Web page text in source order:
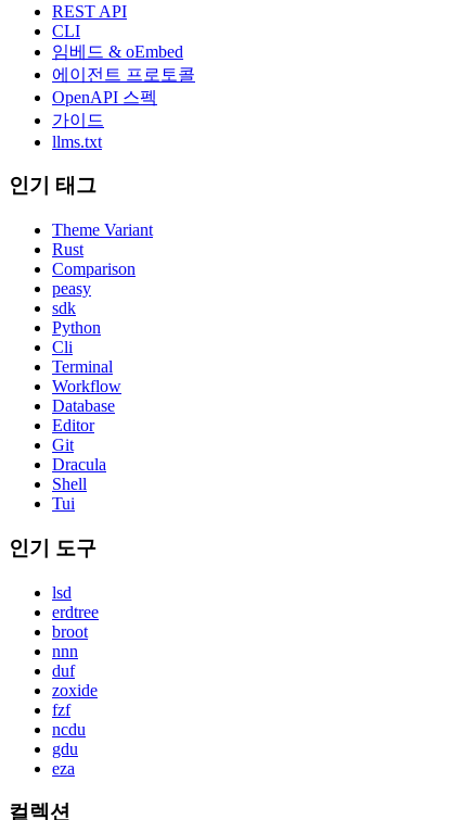
REST API
CLI
임베드 & oEmbed
에이전트 프로토콜
OpenAPI 스펙
가이드
llms.txt
인기 태그
Theme Variant
Rust
Comparison
peasy
sdk
Python
Cli
Terminal
Workflow
Database
Editor
Git
Dracula
Shell
Tui
인기 도구
lsd
erdtree
broot
nnn
duf
zoxide
fzf
ncdu
gdu
eza
컬렉션